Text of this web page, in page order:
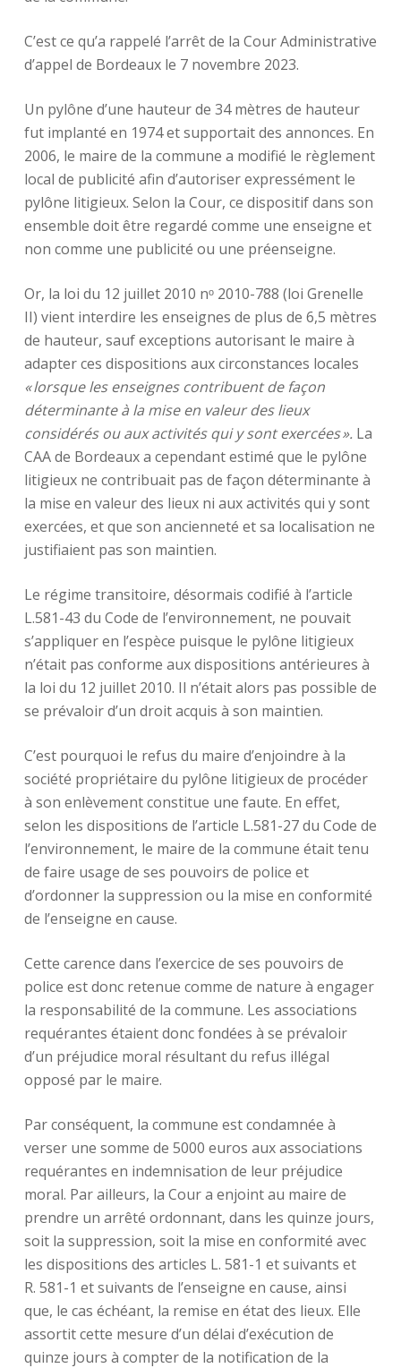
C’est ce qu’a rappelé l’arrêt de la Cour Administrative
d’appel de Bordeaux le 7 novembre 2023.
Un pylône d’une hauteur de 34 mètres de hauteur
fut implanté en 1974 et supportait des annonces. En
2006, le maire de la commune a modifié le règlement
local de publicité afin d’autoriser expressément le
pylône litigieux. Selon la Cour, ce dispositif dans son
ensemble doit être regardé comme une enseigne et
non comme une publicité ou une préenseigne.
Or, la loi du 12 juillet 2010 nᵒ 2010-788 (loi Grenelle
II) vient interdire les enseignes de plus de 6,5 mètres
de hauteur, sauf exceptions autorisant le maire à
adapter ces dispositions aux circonstances locales
«lorsque les enseignes contribuent de façon
déterminante à la mise en valeur des lieux
considérés ou aux activités qui y sont exercées». La
CAA de Bordeaux a cependant estimé que le pylône
litigieux ne contribuait pas de façon déterminante à
la mise en valeur des lieux ni aux activités qui y sont
exercées, et que son ancienneté et sa localisation ne
justifiaient pas son maintien.
Le régime transitoire, désormais codifié à l’article
L.581-43 du Code de l’environnement, ne pouvait
s’appliquer en l’espèce puisque le pylône litigieux
n’était pas conforme aux dispositions antérieures à
la loi du 12 juillet 2010. Il n’était alors pas possible de
se prévaloir d’un droit acquis à son maintien.
C’est pourquoi le refus du maire d’enjoindre à la
société propriétaire du pylône litigieux de procéder
à son enlèvement constitue une faute. En effet,
selon les dispositions de l’article L.581-27 du Code de
l’environnement, le maire de la commune était tenu
de faire usage de ses pouvoirs de police et
d’ordonner la suppression ou la mise en conformité
de l’enseigne en cause.
Cette carence dans l’exercice de ses pouvoirs de
police est donc retenue comme de nature à engager
la responsabilité de la commune. Les associations
requérantes étaient donc fondées à se prévaloir
d’un préjudice moral résultant du refus illégal
opposé par le maire.
Par conséquent, la commune est condamnée à
verser une somme de 5000 euros aux associations
requérantes en indemnisation de leur préjudice
moral. Par ailleurs, la Cour a enjoint au maire de
prendre un arrêté ordonnant, dans les quinze jours,
soit la suppression, soit la mise en conformité avec
les dispositions des articles L. 581-1 et suivants et
R. 581-1 et suivants de l’enseigne en cause, ainsi
que, le cas échéant, la remise en état des lieux. Elle
assortit cette mesure d’un délai d’exécution de
quinze jours à compter de la notification de la